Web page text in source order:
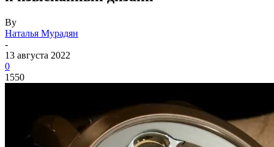
By
Наталья Мурадян
-
13 августа 2022
0
1550